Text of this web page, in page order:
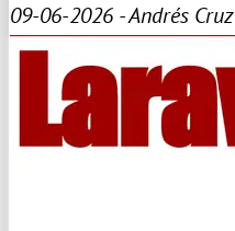
09-06-2026 - Andrés Cruz